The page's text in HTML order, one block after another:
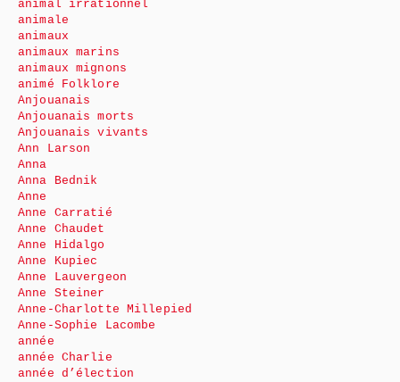
animal irrationnel
animale
animaux
animaux marins
animaux mignons
animé Folklore
Anjouanais
Anjouanais morts
Anjouanais vivants
Ann Larson
Anna
Anna Bednik
Anne
Anne Carratié
Anne Chaudet
Anne Hidalgo
Anne Kupiec
Anne Lauvergeon
Anne Steiner
Anne-Charlotte Millepied
Anne-Sophie Lacombe
année
année Charlie
année d’élection